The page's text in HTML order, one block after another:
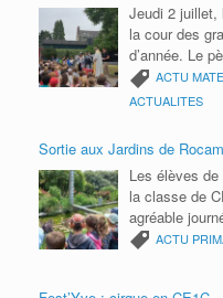
Jeudi 2 juillet,
la cour des
d’année. Le
l’occasion de
éducative
ACTU
ACTUALITES
Sortie aux Jardins de
Les élèves
la classe de
agréable
mardi 9 juin.
ACTU